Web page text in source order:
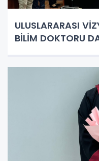
ULUSLARARASI
BİLİM DOKTORU